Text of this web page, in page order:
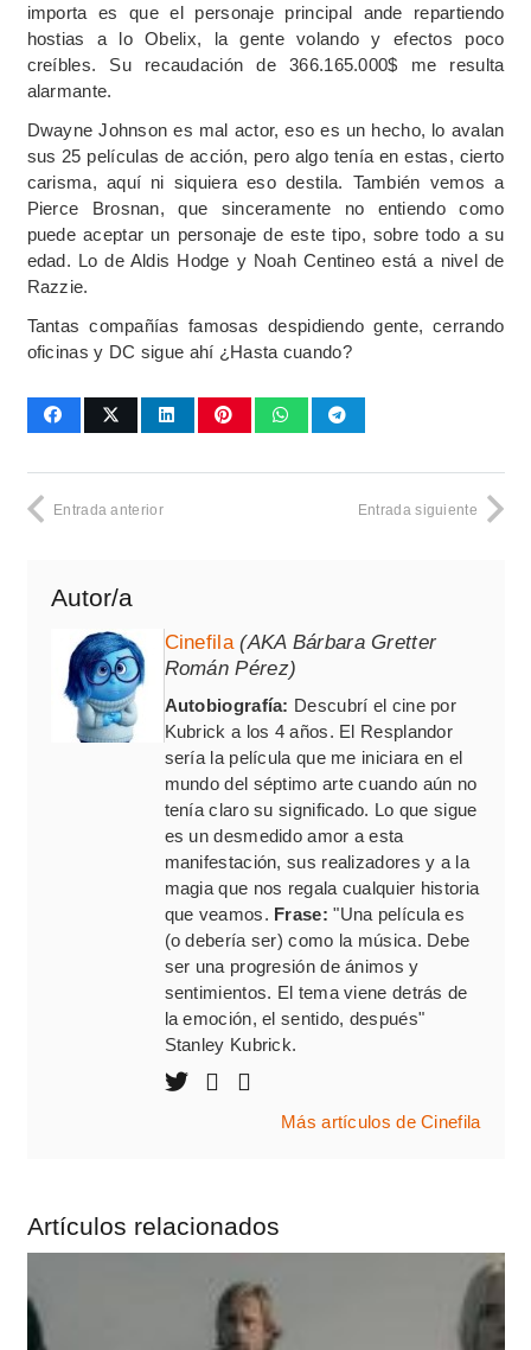
importa es que el personaje principal ande repartiendo
hostias a lo Obelix, la gente volando y efectos poco
creíbles. Su recaudación de 366.165.000$ me resulta
alarmante.
Dwayne Johnson es mal actor, eso es un hecho, lo avalan
sus 25 películas de acción, pero algo tenía en estas, cierto
carisma, aquí ni siquiera eso destila. También vemos a
Pierce Brosnan, que sinceramente no entiendo como
puede aceptar un personaje de este tipo, sobre todo a su
edad. Lo de Aldis Hodge y Noah Centineo está a nivel de
Razzie.
Tantas compañías famosas despidiendo gente, cerrando
oficinas y DC sigue ahí ¿Hasta cuando?
Entrada anterior Entrada siguiente
Autor/a
Cinefila (AKA Bárbara Gretter
Román Pérez)
Autobiografía: Descubrí el cine por
Kubrick a los 4 años. El Resplandor
sería la película que me iniciara en el
mundo del séptimo arte cuando aún no
tenía claro su significado. Lo que sigue
es un desmedido amor a esta
manifestación, sus realizadores y a la
magia que nos regala cualquier historia
que veamos. Frase: "Una película es
(o debería ser) como la música. Debe
ser una progresión de ánimos y
sentimientos. El tema viene detrás de
la emoción, el sentido, después"
Stanley Kubrick.
Más artículos de Cinefila
Artículos relacionados